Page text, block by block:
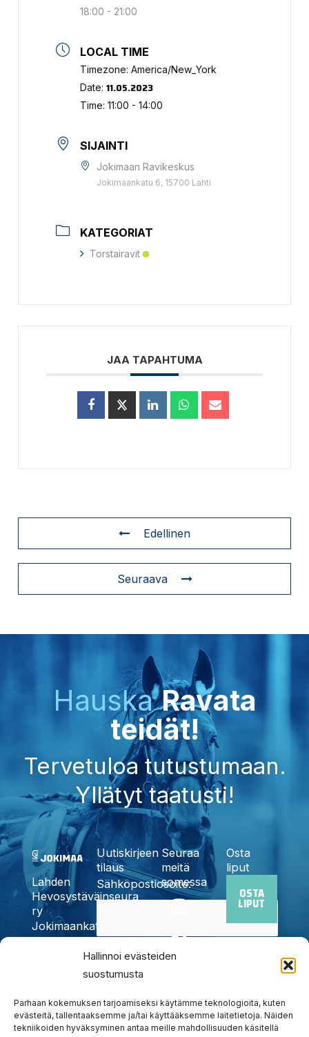
Hallinnoi evästeiden
suostumusta
Parhaan kokemuksen tarjoamiseksi käytämme teknologioita, kuten
evästeitä, tallentaaksemme ja/tai käyttääksemme laitetietoja. Näiden
tekniikoiden hyväksyminen antaa meille mahdollisuuden käsitellä
18:00 - 21:00
LOCAL TIME
Timezone:America/New_York
Date:11.05.2023
Time:11:00 - 14:00
SIJAINTI
Jokimaan Ravikeskus
Jokimaankatu 6, 15700 Lahti
KATEGORIAT
Torstairavit
JAA TAPAHTUMA
Edellinen
Seuraava
HauskaRavata
teidät!
Tervetuloa tutustumaan.
Yllätyt taatusti!
Lahden
Hevosystäväinseura
ry
Jokimaankatu
6, 15700
6440
info@jokimaanravit.fi
Toimisto
Uutiskirjeen
tilaus
Sähköpostiosoite:
Kyllä,
tilaan
Seuraa
meitä
somessa
I
s
r
a
F
c
o
k
X
t
t
e
Y
u
e
T
k
Osta
liput
OSTA
LIPUT